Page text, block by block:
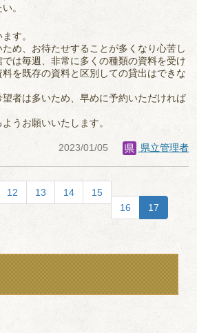
。
す。
め、お待たせすることが多くなり心苦し
は毎週、非常に多くの種類の資料を受け
を既存の資料と区別しての貸出はできな
者は多いため、早めに予約いただければ
うお願いいたします。
2023/01/05 県立管理者
12 13 14
15
16
17